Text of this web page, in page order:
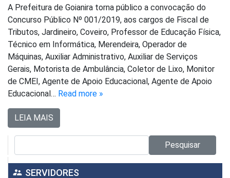
A Prefeitura de Goianira torna público a convocação do
Concurso Público Nº 001/2019, aos cargos de Fiscal de
Tributos, Jardineiro, Coveiro, Professor de Educação Física,
Técnico em Informática, Merendeira, Operador de
Máquinas, Auxiliar Administrativo, Auxiliar de Serviços
Gerais, Motorista de Ambulância, Coletor de Lixo, Monitor
de CMEI, Agente de Apoio Educacional, Agente de Apoio
Educacional… Read more »
LEIA MAIS
Pesquisar
supervisor_account SERVIDORES